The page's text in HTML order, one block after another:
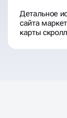
Детальное
сайта
карты